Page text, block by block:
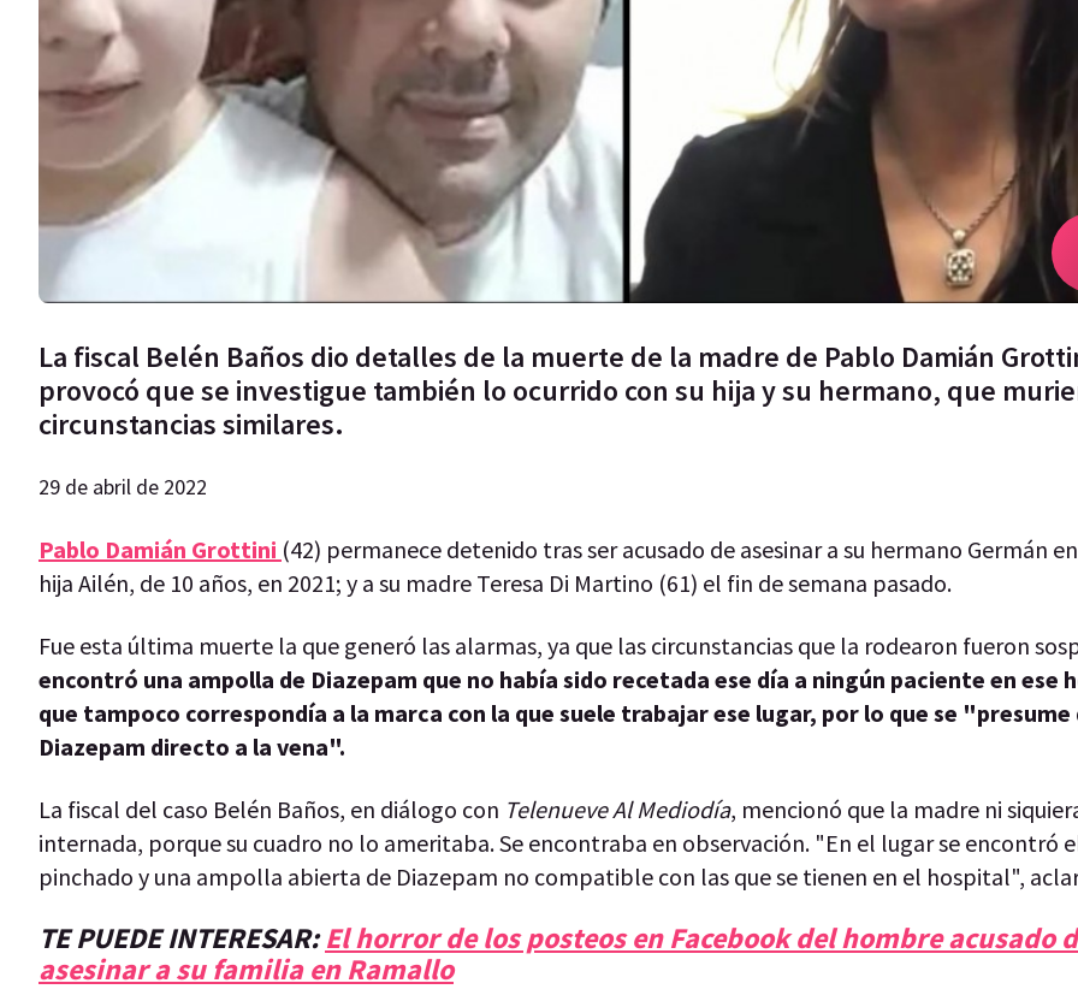
La fiscal Belén Baños dio detalles de la muerte de la madre de Pablo Damián
provocó que se investigue también lo ocurrido con su hija y su hermano, que
circunstancias similares.
29 de abril de 2022
Pablo Damián Grottini (42) permanece detenido tras ser acusado de asesinar a su hermano Germán
hija Ailén, de 10 años, en 2021; y a su madre Teresa Di Martino (61) el fin de semana pasado.
Fue esta última muerte la que generó las alarmas, ya que las circunstancias que la rodearon fueron
encontró una ampolla de Diazepam que no había sido recetada ese día a ningún paciente en ese
que tampoco correspondía a la marca con la que suele trabajar ese lugar, por lo que se
Diazepam directo a la vena".
La fiscal del caso Belén Baños, en diálogo con Telenueve Al Mediodía, mencionó que la madre ni
internada, porque su cuadro no lo ameritaba. Se encontraba en observación. "En el lugar se encontró
pinchado y una ampolla abierta de Diazepam no compatible con las que se tienen en el hospital",
TE PUEDE INTERESAR:El horror de los posteos en Facebook del hombre acusado
asesinar a su familia en Ramallo